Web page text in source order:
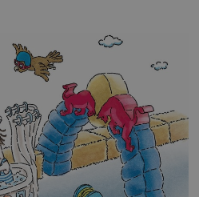
och tillbehör